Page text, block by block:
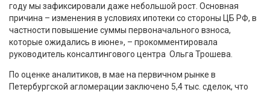
году мы зафиксировали даже небольшой рост. Основная
причина – изменения в условиях ипотеки со стороны ЦБ РФ, в
частности повышение суммы первоначального взноса,
которые ожидались в июне», – прокомментировала
руководитель консалтингового центра Ольга Трошева.
По оценке аналитиков, в мае на первичном рынке в
Петербургской агломерации заключено 5,4 тыс. сделок, что